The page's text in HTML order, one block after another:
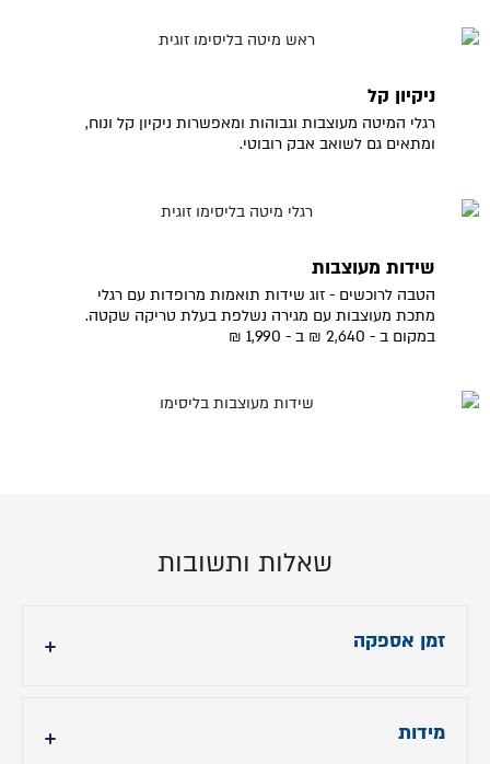
ניקיון קל
רגלי המיטה מעוצבות וגבוהות ומאפשרות ניקיון קל ונוח,
ומתאים גם לשואב אבק רובוטי.
שידות מעוצבות
הטבה לרוכשים - זוג שידות תואמות מרופדות עם רגלי
מתכת מעוצבות עם מגירה נשלפת בעלת טריקה שקטה.
במקום ב - 2,640 ₪ ב - 1,990 ₪
שאלות ותשובות
זמן אספקה
מידות